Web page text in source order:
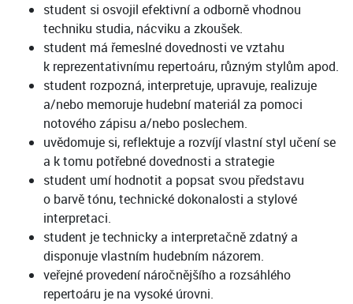
student si osvojil efektivní a odborně vhodnou
techniku studia, nácviku a zkoušek.
student má řemeslné dovednosti ve vztahu
k reprezentativnímu repertoáru, různým stylům apod.
student rozpozná, interpretuje, upravuje, realizuje
a/nebo memoruje hudební materiál za pomoci
notového zápisu a/nebo poslechem.
uvědomuje si, reflektuje a rozvíjí vlastní styl učení se
a k tomu potřebné dovednosti a strategie
student umí hodnotit a popsat svou představu
o barvě tónu, technické dokonalosti a stylové
interpretaci.
student je technicky a interpretačně zdatný a
disponuje vlastním hudebním názorem.
veřejné provedení náročnějšího a rozsáhlého
repertoáru je na vysoké úrovni.